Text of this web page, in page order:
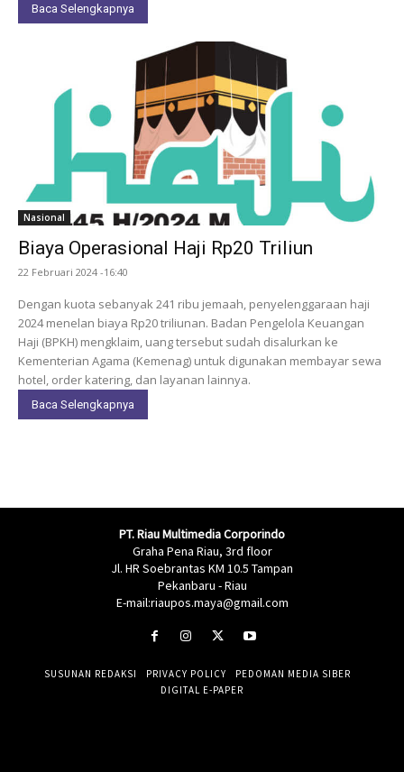
Baca Selengkapnya
Nasional
Biaya Operasional Haji Rp20 Triliun
22 Februari 2024 -16:40
Dengan kuota sebanyak 241 ribu jemaah, penyelenggaraan haji
2024 menelan biaya Rp20 triliunan. Badan Pengelola Keuangan
Haji (BPKH) mengklaim, uang tersebut sudah disalurkan ke
Kementerian Agama (Kemenag) untuk digunakan membayar sewa
hotel, order katering, dan layanan lainnya.
Baca Selengkapnya
PT. Riau Multimedia Corporindo
Graha Pena Riau, 3rd floor
Jl. HR Soebrantas KM 10.5 Tampan
Pekanbaru - Riau
E-mail:riaupos.maya@gmail.com
SUSUNAN REDAKSI PRIVACY POLICY
PEDOMAN MEDIA SIBER
DIGITAL E-PAPER